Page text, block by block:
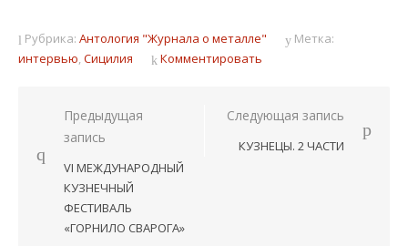
Рубрика: Антология "Журнала о металле"
Метка:
интервью,Сицилия Комментировать
Навигация
записям
Предыдущая
запись
VI МЕЖДУНАРОДНЫЙ
КУЗНЕЧНЫЙ
ФЕСТИВАЛЬ
«ГОРНИЛО СВАРОГА»
Следующая запись
КУЗНЕЦЫ. 2 ЧАСТИ